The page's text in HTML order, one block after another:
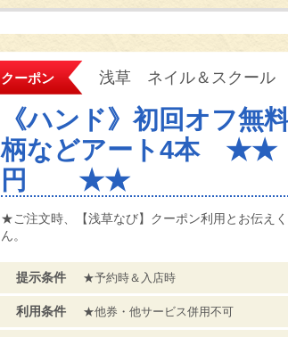
クーポン 浅草 ネイル＆スクール
《ハンド》初回オフ無
柄などアート4本
円 ★★
★ご注文時、【浅草なび】クーポン利用とお伝え
ん。
提示条件 ★予約時＆入店時
利用条件 ★他券・他サービス併用不可